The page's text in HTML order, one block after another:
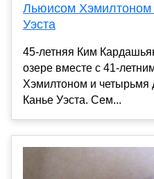
Льюисом Хэмилтоном
Уэста
45-летняя Ким
озере вместе с 41-
Хэмилтоном и четырьмя
Канье Уэста. Сем...